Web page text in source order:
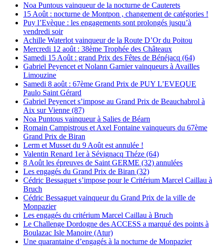
Noa Puntous vainqueur de la nocturne de Cauterets
15 Août : nocturne de Montpon , changement de catégories !
Puy l’Evèque : les engagements sont prolongés jusqu’à
vendredi soir
Achille Waterlot vainqueur de la Route D’Or du Poitou
Mercredi 12 août : 38ème Trophée des Châteaux
Samedi 15 Août : grand Prix des Fêtes de Bénéjacq (64)
Gabriel Peyencet et Nolann Garnier vainqueurs à Availles
Limouzine
Samedi 8 août : 67ème Grand Prix de PUY L’EVEQUE
Paulo Saint Gérard
Gabriel Peyencet s’impose au Grand Prix de Beauchabrol à
Aix sur Vienne (87)
Noa Puntous vainqueur à Salies de Béarn
Romain Campistrous et Axel Fontaine vainqueurs du 67ème
Grand Prix de Biran
Lerm et Musset du 9 Août est annulée !
Valentin Renard 1er à Sévignacq Théze (64)
8 Août les épreuves de Saint GERME (32) annulées
Les engagés du Grand Prix de Biran (32)
Cédric Bessaguet s’impose pour le Critérium Marcel Caillau à
Bruch
Cédric Bessaguet vainqueur du Grand Prix de la ville de
Monpazier
Les engagés du critérium Marcel Caillau à Bruch
Le Challenge Dordogne des ACCESS a marqué des points à
Boulazac Isle Manoire (Atur)
Une quarantaine d’engagés à la nocturne de Monpazier